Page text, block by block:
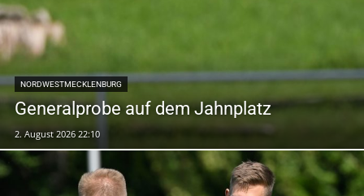
NORDWESTMECKLENBURG
Generalprobe auf dem Jahnplatz
2. August 2026 22:10